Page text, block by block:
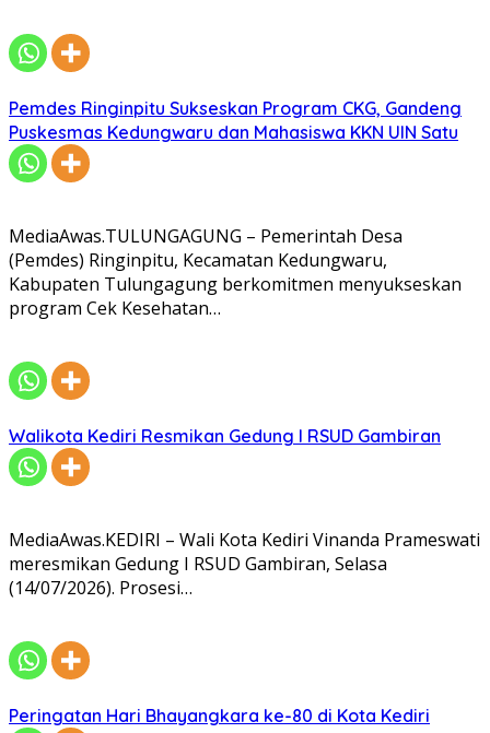
Pemdes Ringinpitu Sukseskan Program CKG, Gandeng
Puskesmas Kedungwaru dan Mahasiswa KKN UIN Satu
MediaAwas.TULUNGAGUNG – Pemerintah Desa
(Pemdes) Ringinpitu, Kecamatan Kedungwaru,
Kabupaten Tulungagung berkomitmen menyukseskan
program Cek Kesehatan…
Walikota Kediri Resmikan Gedung I RSUD Gambiran
MediaAwas.KEDIRI – Wali Kota Kediri Vinanda Prameswati
meresmikan Gedung I RSUD Gambiran, Selasa
(14/07/2026). Prosesi…
Peringatan Hari Bhayangkara ke-80 di Kota Kediri